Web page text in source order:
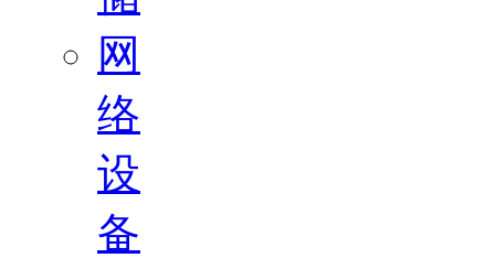
网
络
设
备